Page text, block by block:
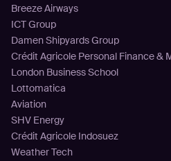
Breeze Airways
ICT Group
Damen Shipyards Group
Crédit Agricole Personal Finance &
London Business School
Lottomatica
Aviation
SHV Energy
Crédit Agricole Indosuez
Weather Tech